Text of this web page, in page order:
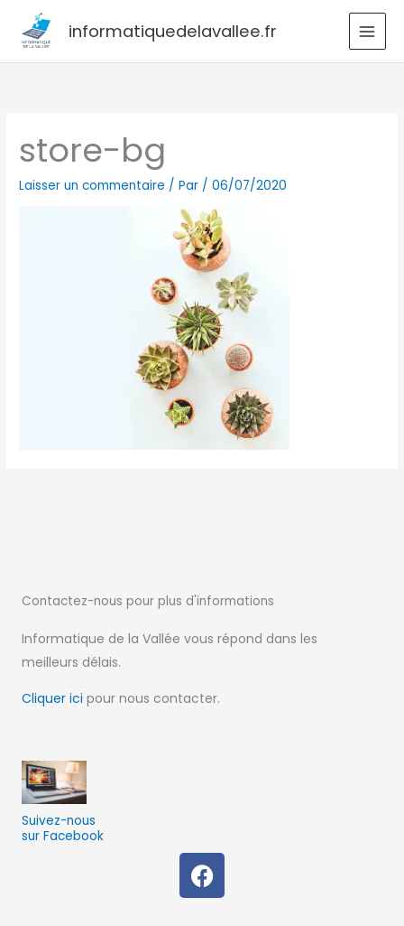
informatiquedelavallee.fr
store-bg
Laisser un commentaire / Par /06/07/2020
Contactez-nous pour plus d'informations
Informatique de la Vallée vous répond dans les
meilleurs délais.
Cliquer ici pour nous contacter.
Suivez-nous
sur Facebook
F
a
c